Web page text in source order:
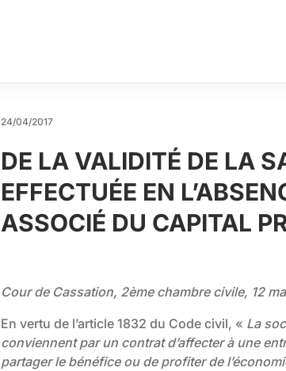
24/04/2017
DE LA VALIDITÉ DE LA
EFFECTUÉE EN
ASSOCIÉ DU CAPITAL
Cour de Cassation, 2ème chambre civile, 12
En vertu de l’article 1832 du Code civil, « La
conviennent par un contrat d’affecter à une
partager le bénéfice ou de profiter de